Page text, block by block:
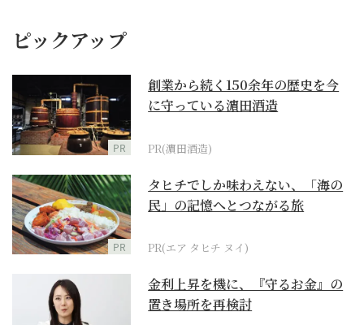
ピックアップ
PR
創業から続く150余年の歴史を今
に守っている濵田酒造
PR(濵田酒造)
PR
タヒチでしか味わえない、「海の
民」の記憶へとつながる旅
PR(エア タヒチ ヌイ)
金利上昇を機に、『守るお金』の
置き場所を再検討